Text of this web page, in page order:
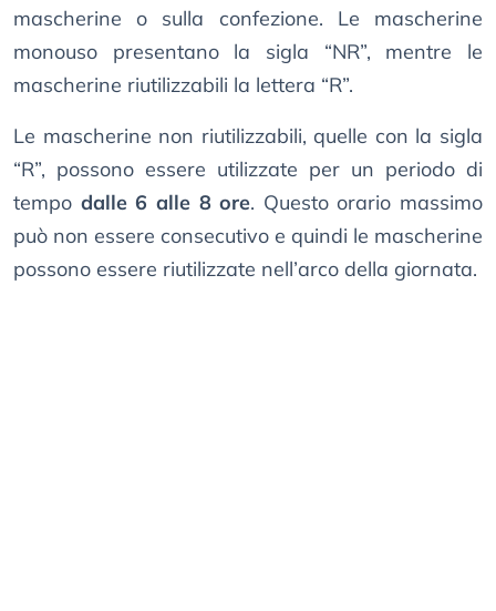
mascherine o sulla confezione. Le mascherine
monouso presentano la sigla “NR”, mentre le
mascherine riutilizzabili la lettera “R”.
Le mascherine non riutilizzabili, quelle con la sigla
“R”, possono essere utilizzate per un periodo di
tempo dalle 6 alle 8 ore. Questo orario massimo
può non essere consecutivo e quindi le mascherine
possono essere riutilizzate nell’arco della giornata.